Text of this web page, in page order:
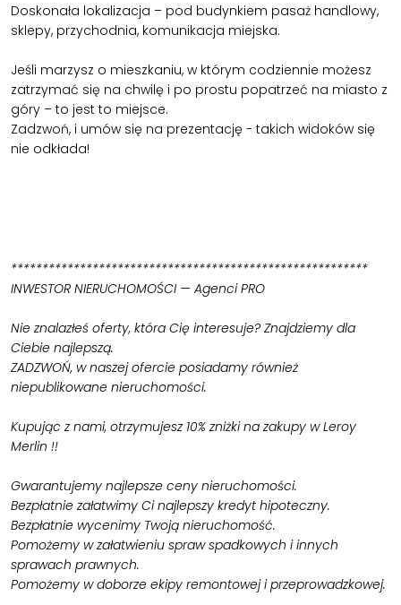
Doskonała lokalizacja – pod budynkiem pasaż handlowy,
sklepy, przychodnia, komunikacja miejska.
Jeśli marzysz o mieszkaniu, w którym codziennie możesz
zatrzymać się na chwilę i po prostu popatrzeć na miasto z
góry – to jest to miejsce.
Zadzwoń, i umów się na prezentację - takich widoków się
nie odkłada!
*********************************************************
INWESTOR NIERUCHOMOŚCI — Agenci PRO
Nie znalazłeś oferty, która Cię interesuje? Znajdziemy dla
Ciebie najlepszą.
ZADZWOŃ, w naszej ofercie posiadamy również
niepublikowane nieruchomości.
Kupując z nami, otrzymujesz 10% zniżki na zakupy w Leroy
Merlin !!
Gwarantujemy najlepsze ceny nieruchomości.
Bezpłatnie załatwimy Ci najlepszy kredyt hipoteczny.
Bezpłatnie wycenimy Twoją nieruchomość.
Pomożemy w załatwieniu spraw spadkowych i innych
sprawach prawnych.
Pomożemy w doborze ekipy remontowej i przeprowadzkowej.